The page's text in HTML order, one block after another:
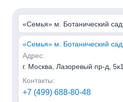
«Семья» м. Ботанический сад
«Семья» м. Ботанический сад
Адрес:
г. Москва, Лазоревый пр-д, 5к1
Контакты:
+7 (499) 688-80-48